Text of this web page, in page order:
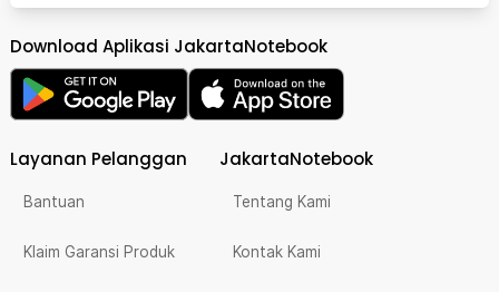
Download Aplikasi JakartaNotebook
Layanan Pelanggan
Bantuan
Klaim Garansi Produk
JakartaNotebook
Tentang Kami
Kontak Kami